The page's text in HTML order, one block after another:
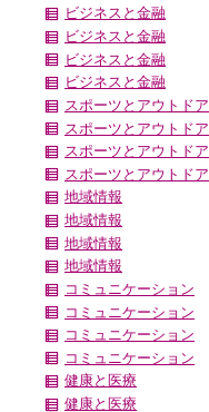
ビジネスと金融
ビジネスと金融
ビジネスと金融
ビジネスと金融
スポーツとアウトドア
スポーツとアウトドア
スポーツとアウトドア
スポーツとアウトドア
地域情報
地域情報
地域情報
地域情報
コミュニケーション
コミュニケーション
コミュニケーション
コミュニケーション
健康と医療
健康と医療